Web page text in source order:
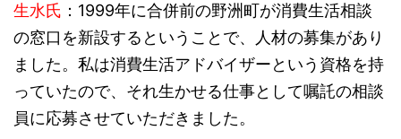
生水氏 ：1999年に合併前の野洲町が消費生活相談
の窓口を新設するということで、人材の募集があり
ました。私は消費生活アドバイザーという資格を持
っていたので、それ生かせる仕事として嘱託の相談
員に応募させていただきました。